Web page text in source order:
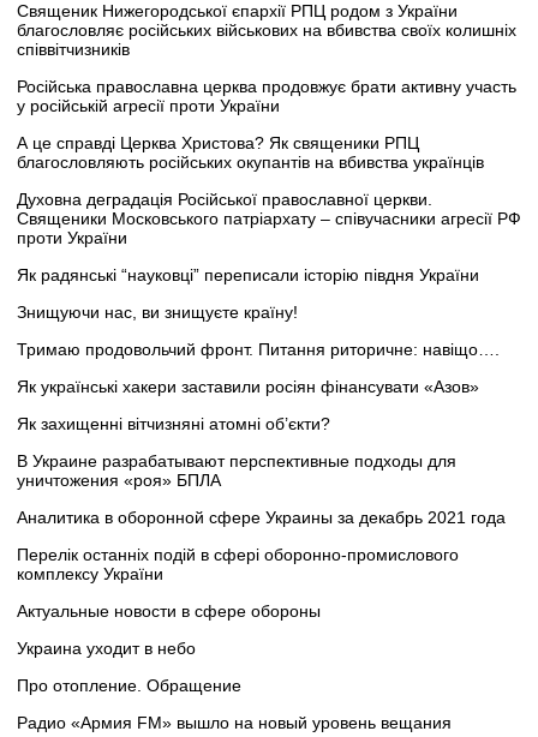
Священик Нижегородської єпархії РПЦ родом з України
благословляє російських військових на вбивства своїх колишніх
співвітчизників
Російська православна церква продовжує брати активну участь
у російській агресії проти України
А це справді Церква Христова? Як священики РПЦ
благословляють російських окупантів на вбивства українців
Духовна деградація Російської православної церкви.
Священики Московського патріархату – співучасники агресії РФ
проти України
Як радянські “науковці” переписали історію півдня України
Знищуючи нас, ви знищуєте країну!
Тримаю продовольчий фронт. Питання риторичне: навіщо….
Як українські хакери заставили росіян фінансувати «Азов»
Як захищенні вітчизняні атомні об’єкти?
В Украине разрабатывают перспективные подходы для
уничтожения «роя» БПЛА
Аналитика в оборонной сфере Украины за декабрь 2021 года
Перелік останніх подій в сфері оборонно-промислового
комплексу України
Актуальные новости в сфере обороны
Украина уходит в небо
Про отопление. Обращение
Радио «Армия FM» вышло на новый уровень вещания